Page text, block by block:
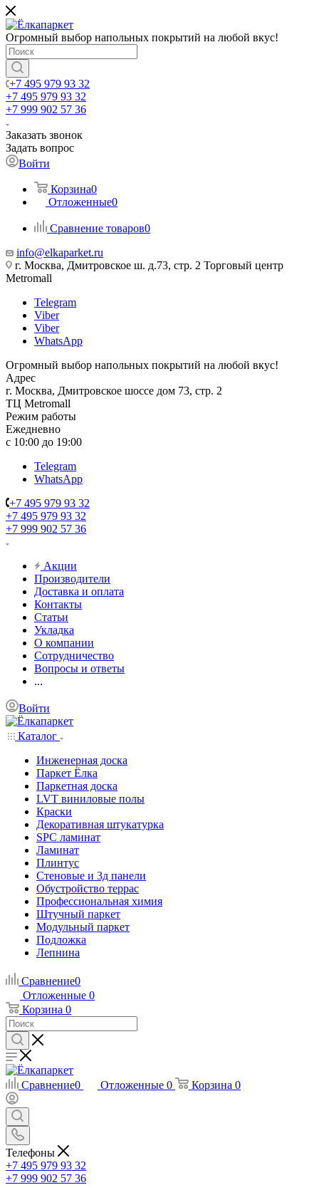
Огромный выбор напольных покрытий на любой вкус!
+7 495 979 93 32
+7 495 979 93 32
+7 999 902 57 36
Заказать звонок
Задать вопрос
Войти
Корзина0
Отложенные0
Сравнение товаров0
info@elkaparket.ru
г. Москва, Дмитровское ш. д.73, стр. 2 Торговый центр
Metromall
Telegram
Viber
Viber
WhatsApp
Огромный выбор напольных покрытий на любой вкус!
Адрес
г. Москва, Дмитровское шоссе дом 73, стр. 2
ТЦ Metromall
Режим работы
Ежедневно
с 10:00 до 19:00
Telegram
WhatsApp
+7 495 979 93 32
+7 495 979 93 32
+7 999 902 57 36
Акции
Производители
Доставка и оплата
Контакты
Статьи
Укладка
О компании
Сотрудничество
Вопросы и ответы
...
Войти
Каталог
Инженерная доска
Паркет Ёлка
Паркетная доска
LVT виниловые полы
Краски
Декоративная штукатурка
SPC ламинат
Ламинат
Плинтус
Стеновые и 3д панели
Обустройство террас
Профессиональная химия
Штучный паркет
Модульный паркет
Подложка
Лепнина
Сравнение0
Отложенные 0
Корзина 0
Сравнение0 Отложенные 0 Корзина 0
Телефоны
+7 495 979 93 32
+7 999 902 57 36